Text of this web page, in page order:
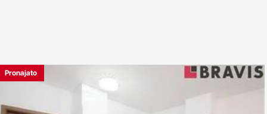
Pronajato